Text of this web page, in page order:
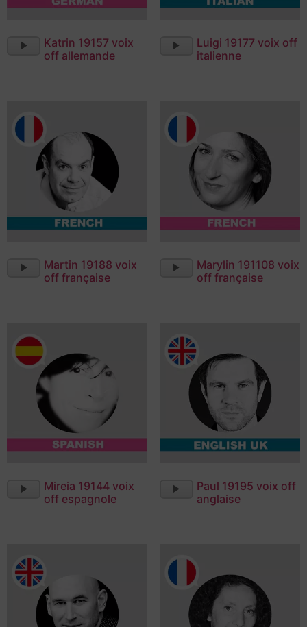
LecteurKatrin 19157 voix
off allemande
LecteurLuigi 19177 voix off
italienne
LecteurMartin 19188 voix
off française
LecteurMarylin 191108 voix
off française
LecteurMireia 19144 voix
off espagnole
LecteurPaul 19195 voix off
anglaise